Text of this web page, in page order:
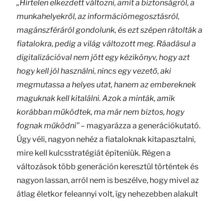
„Hirtelen elkezdett változni, amit a biztonságról, a
munkahelyekről, az információmegosztásról,
magánszféráról gondolunk, és ezt szépen rátolták a
fiatalokra, pedig a világ változott meg. Ráadásul a
digitalizációval nem jött egy kézikönyv, hogy azt
hogy kell jól használni, nincs egy vezető, aki
megmutassa a helyes utat, hanem az embereknek
maguknak kell kitalálni. Azok a minták, amik
korábban működtek, ma már nem biztos, hogy
fognak működni”– magyarázza a generációkutató.
Úgy véli, nagyon nehéz a fiataloknak kitapasztalni,
mire kell kulcsstratégiát építeniük. Régen a
változások több generáción keresztül történtek és
nagyon lassan, arról nem is beszélve, hogy mivel az
átlag életkor feleannyi volt, így nehezebben alakult